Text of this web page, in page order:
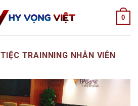
0
TIỆC TRAINNING NHÂN VIÊN